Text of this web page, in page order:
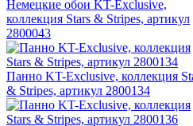
Немецкие обои KT-Exclusive,
коллекция Stars & Stripes, артикул
2800043
Панно KT-Exclusive, коллекция
& Stripes, артикул 2800134